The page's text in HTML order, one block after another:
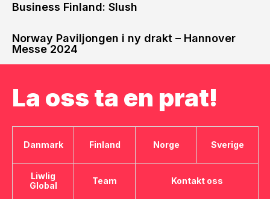
Business Finland: Slush
Norway Paviljongen i ny drakt – Hannover
Messe 2024
La oss ta en prat!
Danmark Finland Norge Sverige
Liwlig
Global
Team Kontakt oss